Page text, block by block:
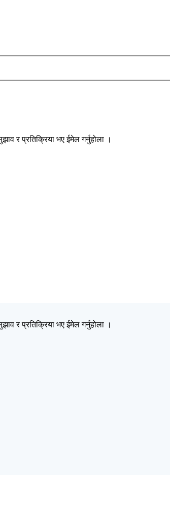
र प्रतिक्रिया भए ईमेल गर्नुहोला ।
र प्रतिक्रिया भए ईमेल गर्नुहोला ।